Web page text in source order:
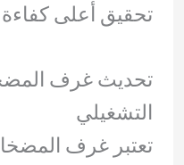
تحقيق أعلى
تحديث غرف
التشغيلي
تعتبر غرف